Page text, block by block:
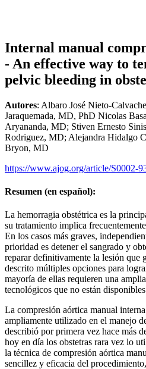
Internal manual
- An effective way to
pelvic bleeding in
Autores: Albaro José Nieto-
Jaraquemada, MD, PhD Nicolas
Aryananda, MD; Stiven Ernesto
Rodriguez, MD; Alejandra Hidalgo
Bryon, MD
https://www.ajog.org/article/S0002-
Resumen (en español):
La hemorragia obstétrica es la
su tratamiento implica
En los casos más graves,
prioridad es detener el sangrado y
reparar definitivamente la lesión que
descrito múltiples opciones para
mayoría de ellas requieren una
tecnológicos que no están
La compresión aórtica manual
ampliamente utilizado en el manejo
describió por primera vez hace más
hoy en día los obstetras rara vez lo
la técnica de compresión aórtica
sencillez y eficacia del